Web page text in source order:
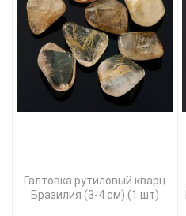
Галтовка рутиловый кварц
Бразилия (3-4 см) (1 шт)